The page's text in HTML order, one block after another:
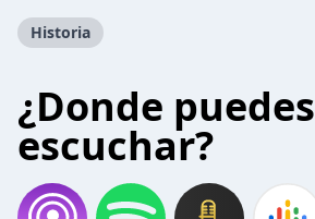
Historia
¿Donde puedes
escuchar?